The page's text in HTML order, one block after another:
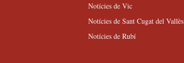
Notícies de Vic
Notícies de Sant Cugat del Vallès
Notícies de Rubí